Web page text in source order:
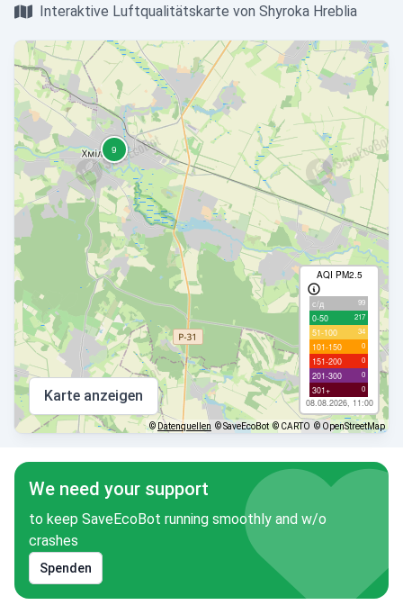
Interaktive Luftqualitätskarte von Shyroka Hreblia
AQI PM2.5
с/д 99
0-50 217
51-100 34
101-150 0
151-200 0
201-300 0
301+ 0
08.08.2026, 11:00
Karte anzeigen
© Datenquellen © SaveEcoBot © CARTO © OpenStreetMap
We need your support
to keep SaveEcoBot running smoothly and w/o
crashes
Spenden